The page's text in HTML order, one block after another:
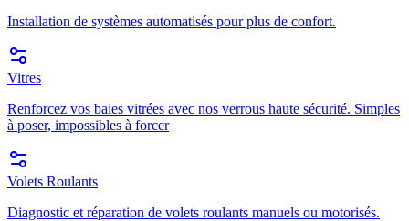
Installation de systèmes automatisés pour plus de confort.
Vitres
Renforcez vos baies vitrées avec nos verrous haute sécurité. Simples
à poser, impossibles à forcer
Volets Roulants
Diagnostic et réparation de volets roulants manuels ou motorisés.